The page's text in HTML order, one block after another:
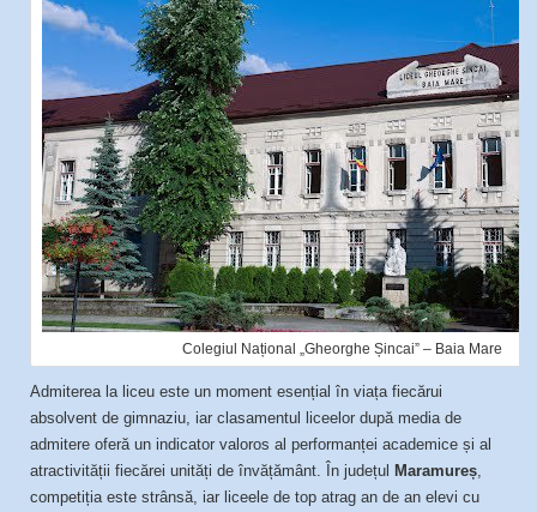
Colegiul Național „Gheorghe Șincai” – Baia Mare
Admiterea la liceu este un moment esențial în viața fiecărui
absolvent de gimnaziu, iar clasamentul liceelor după media de
admitere oferă un indicator valoros al performanței academice și al
atractivității fiecărei unități de învățământ. În județul Maramureș
competiția este strânsă, iar liceele de top atrag an de an elevi cu